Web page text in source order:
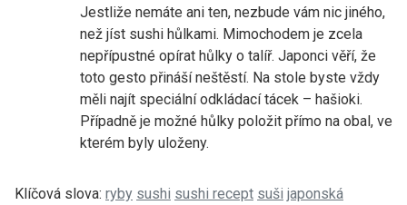
Jestliže nemáte ani ten, nezbude vám nic jiného,
než jíst sushi hůlkami. Mimochodem je zcela
nepřípustné opírat hůlky o talíř. Japonci věří, že
toto gesto přináší neštěstí. Na stole byste vždy
měli najít speciální odkládací tácek – hašioki.
Případně je možné hůlky položit přímo na obal, ve
kterém byly uloženy.
Klíčová slova: ryby sushi sushi recept suši japonská